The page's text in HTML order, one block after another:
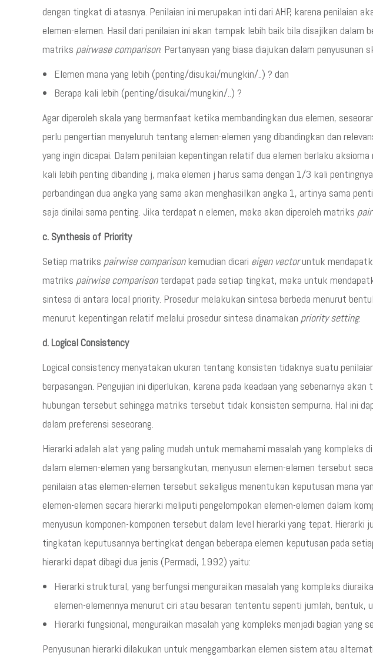
dengan tingkat di atasnya. Penilaian ini merupakan inti dari AHP, karena penilaian
elemen-elemen. Hasil dari penilaian ini akan tampak lebih baik bila disajikan dalam
matriks pairwase comparison. Pertanyaan yang biasa diajukan dalam penyusunan
Elemen mana yang lebih (penting/disukai/mungkin/..) ? dan
Berapa kali lebih (penting/disukai/mungkin/..) ?
Agar diperoleh skala yang bermanfaat ketika membandingkan dua elemen,
perlu pengertian menyeluruh tentang elemen-elemen yang dibandingkan dan
yang ingin dicapai. Dalam penilaian kepentingan relatif dua elemen berlaku
kali lebih penting dibanding j, maka elemen j harus sama dengan 1/3 kali
perbandingan dua angka yang sama akan menghasilkan angka 1, artinya sama
saja dinilai sama penting. Jika terdapat n elemen, maka akan diperoleh matriks
c. Synthesis of Priority
Setiap matriks pairwise comparisonkemudian dicari eigen vectoruntuk
matriks pairwise comparisonterdapat pada setiap tingkat, maka untuk
sintesa di antara local priority. Prosedur melakukan sintesa berbeda menurut
menurut kepentingan relatif melalui prosedur sintesa dinamakan priority setting.
d. Logical Consistency
Logical consistency menyatakan ukuran tentang konsisten tidaknya suatu
berpasangan. Pengujian ini diperlukan, karena pada keadaan yang sebenarnya akan
hubungan tersebut sehingga matriks tersebut tidak konsisten sempurna. Hal ini
dalam preferensi seseorang.
Hierarki adalah alat yang paling mudah untuk memahami masalah yang kompleks
dalam elemen-elemen yang bersangkutan, menyusun elemen-elemen tersebut
penilaian atas elemen-elemen tersebut sekaligus menentukan keputusan mana
elemen-elemen secara hierarki meliputi pengelompokan elemen-elemen dalam
menyusun komponen-komponen tersebut dalam level hierarki yang tepat. Hierarki
tingkatan keputusannya bertingkat dengan beberapa elemen keputusan pada
hierarki dapat dibagi dua jenis (Permadi, 1992) yaitu:
Hierarki struktural, yang berfungsi menguraikan masalah yang kompleks
elemen-elemennya menurut ciri atau besaran tententu sepenti jumlah, bentuk,
Hierarki fungsional, menguraikan masalah yang kompleks menjadi bagian yang
Penyusunan hierarki dilakukan untuk menggambarkan elemen sistem atau